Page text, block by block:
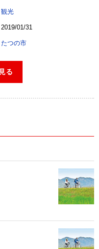
観光
2019/01/31
たつの市
る